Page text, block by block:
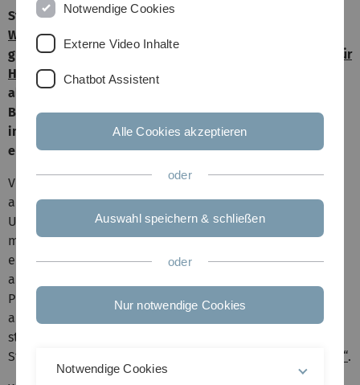
Studierende stellen demBachelorstudiengang
Wirtschaftswissenschaften
gutes Zeugnis aus. Im aktuellen
Ranking des Centrums für
Hochschulentwicklung (CHE) bewerten die Befragten vor
allem die Praxisorientierung sowie die
Berufsvorbereitung mit Spitzennoten. Die Rangliste wird
in Zusammenarbeit mit der Wochenzeitung DIE ZEIT
erstellt und erscheint auch im neuen ZEIT Studienführer.
Vor allem, was die Unterstützung am Studienanfang
angeht, können die Wirtschaftswissenschaften der
Universität Ulm überzeugen und erreichen mit 14 von 16
möglichen Punkten die Spitzengruppe des jetzt
erschienenen Rankings. Für Studienanfängerinnen und -
anfänger werden zum Beispiel studentische Mentor-
Programme mit Kommilitonen aus höheren Semestern
angeboten. Dazu kommen Planspiele, Kurse zum Erwerb
studienrelevanter Kompetenzen sowie bereits vor
Studienbeginn das Uni-Trainingscamp
„Fit in Mathematik“.
Notwendige Cookies
Externe Video Inhalte
Chatbot Assistent
Alle Cookies akzeptieren
oder
Auswahl speichern & schließen
oder
Nur notwendige Cookies
Notwendige Cookies